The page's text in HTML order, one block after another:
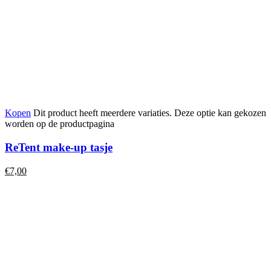
Kopen Dit product heeft meerdere variaties. Deze optie kan gekozen
worden op de productpagina
ReTent make-up tasje
€7,00